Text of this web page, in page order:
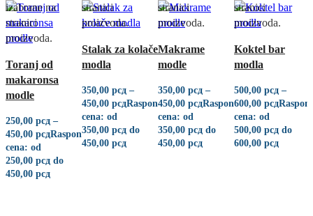
izabrane na
stranici
proizvoda.
Toranj od
makaronsa
modle
250,00 рсд –
450,00 рсдRaspon
cena: od
250,00 рсд do
450,00 рсд
stranici
proizvoda.
Stalak za kolače
modla
350,00 рсд –
450,00 рсдRaspon
cena: od
350,00 рсд do
450,00 рсд
stranici
proizvoda.
Makrame
modle
350,00 рсд –
450,00 рсдRaspon
cena: od
350,00 рсд do
450,00 рсд
stranici
proizvoda.
Koktel bar
modla
500,00 рсд –
600,00 рсдRaspon
cena: od
500,00 рсд do
600,00 рсд